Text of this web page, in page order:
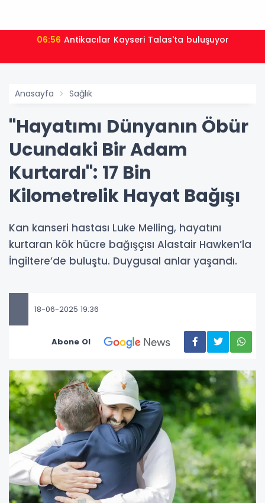
06:56 Antikacılar Kayseri Talas'ta buluşuyor
Anasayfa Sağlık
"Hayatımı Dünyanın Öbür
Ucundaki Bir Adam
Kurtardı": 17 Bin
Kilometrelik Hayat Bağışı
Kan kanseri hastası Luke Melling, hayatını
kurtaran kök hücre bağışçısı Alastair Hawken’la
İngiltere’de buluştu. Duygusal anlar yaşandı.
18-06-2025 19:36
Abone Ol